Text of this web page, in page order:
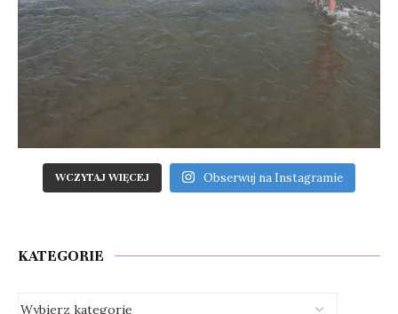
WCZYTAJ WIĘCEJ Obserwuj na Instagramie
KATEGORIE